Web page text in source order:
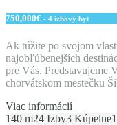
750,000€ - 4 izbový byt
Ak túžite po svojom
najobľúbenejších
pre Vás. Predstavujeme
chorvátskom mestečku
Viac informácií
140 m24 Izby3 Kúpelne